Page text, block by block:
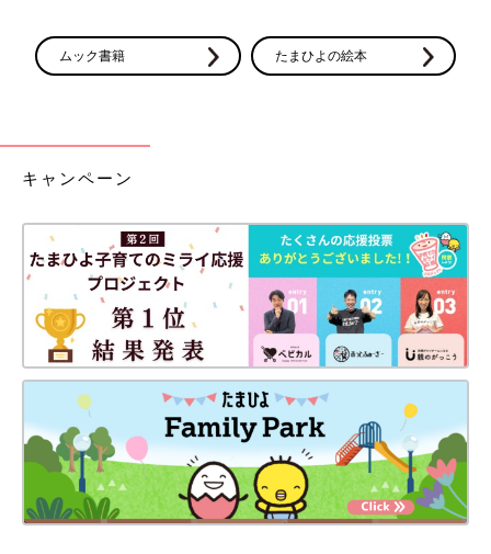
出典：Instagramアカウント「shiichan_ksn」
shiichan_ksnさんがゲットしたのは、しまむら「PickyPixie（ピ
ッキーピクシー）」の半袖Tシャツとパンツ。描かれている「ヴ
ァネロペ」はシュガー・ラッシュのキャラクターで、お子さんが
ハマっているんだとか！目を引くグリーンや、ヴァネロペのイラ
ストがとても可愛いですよね♪
しまむら「可愛さ爆発」「デザインにこ
だわりを感じる」超使える春トップス5
選
オシャレさんたちから大人気のしまむらでは、
ムック書籍 たまひよの絵本
キャンペーン